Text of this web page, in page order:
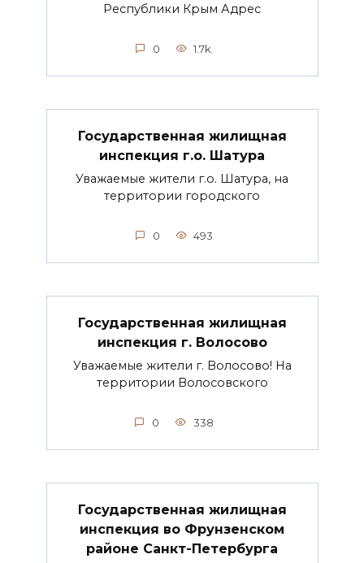
Республики Крым Адрес
0 1.7k.
Государственная жилищная
инспекция г.о. Шатура
Уважаемые жители г.о. Шатура, на
территории городского
0 493
Государственная жилищная
инспекция г. Волосово
Уважаемые жители г. Волосово! На
территории Волосовского
0 338
Государственная жилищная
инспекция во Фрунзенском
районе Санкт-Петербурга